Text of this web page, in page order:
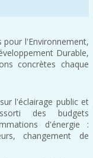
pour l'Environnement,
Durable,
concrètes chaque
l'éclairage public et
des budgets
d'énergie :
changement de